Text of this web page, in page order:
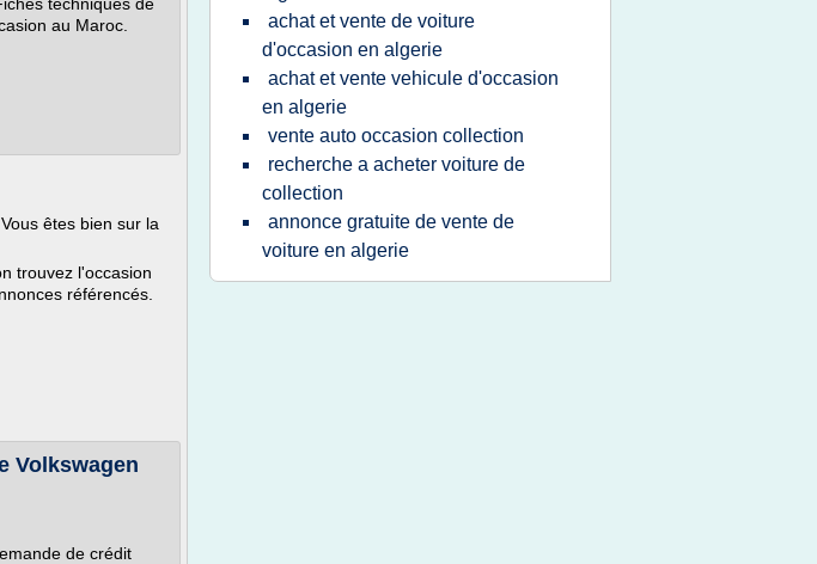
au Maroc.
êtes bien sur la
trouvez l'occasion
référencés.
Volkswagen
de crédit
achat et vente de voiture
d'occasion en algerie
achat et vente vehicule d'occasion
en algerie
vente auto occasion collection
recherche a acheter voiture de
collection
annonce gratuite de vente de
voiture en algerie